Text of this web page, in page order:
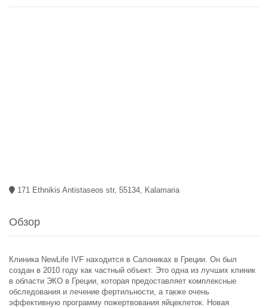
171 Ethnikis Antistaseos str, 55134, Kalamaria
Обзор
Клиника NewLife IVF находится в Салониках в Греции. Он был
создан в 2010 году как частный объект. Это одна из лучших клиник
в области ЭКО в Греции, которая предоставляет комплексные
обследования и лечение фертильности, а также очень
эффективную программу пожертвования яйцеклеток. Новая